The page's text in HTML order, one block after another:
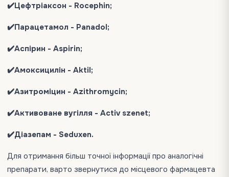
✔️Цефтріаксон - Rocephin;
✔️Парацетамол - Panadol;
✔️Аспірин - Aspirin;
✔️Амоксицилін - Aktil;
✔️Азитроміцин - Azithromycin;
✔️Активоване вугілля - Activ szenet;
✔️Діазепам - Seduxen.
Для отримання більш точної інформації про аналогічні
препарати, варто звернутися до місцевого фармацевта